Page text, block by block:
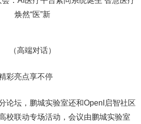
（高端对话）
彩亮点享不停
论坛，鹏城实验室还和OpenI启智社区
校联动专场活动，会议由鹏城实验室